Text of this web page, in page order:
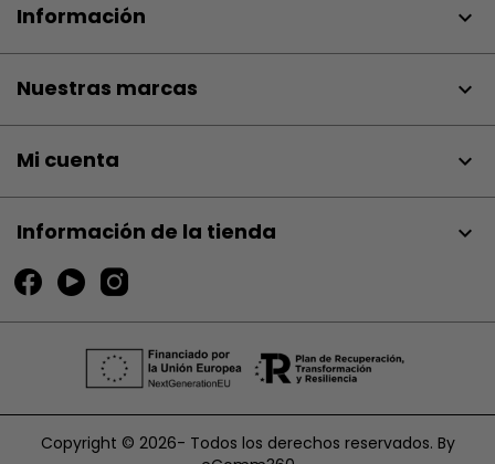
Información 
Nuestras marcas 
Mi cuenta 
Información de la tienda keyboard_arrow_down
Copyright © 2026- Todos los derechos reservados. By